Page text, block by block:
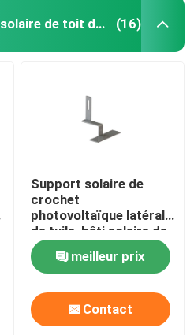
Système de montage solaire de toit de tuile (16)
Support solaire de
crochet
photovoltaïque latéral
de tuile, bâti solaire de
la tuile AL6005
meilleur prix
Contact